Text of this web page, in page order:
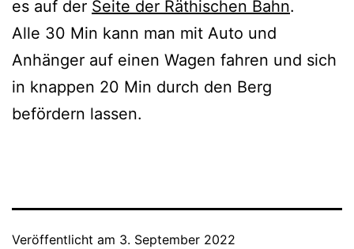
es auf der Seite der Räthischen Bahn.
Alle 30 Min kann man mit Auto und
Anhänger auf einen Wagen fahren und sich
in knappen 20 Min durch den Berg
befördern lassen.
Veröffentlicht am 3. September 2022